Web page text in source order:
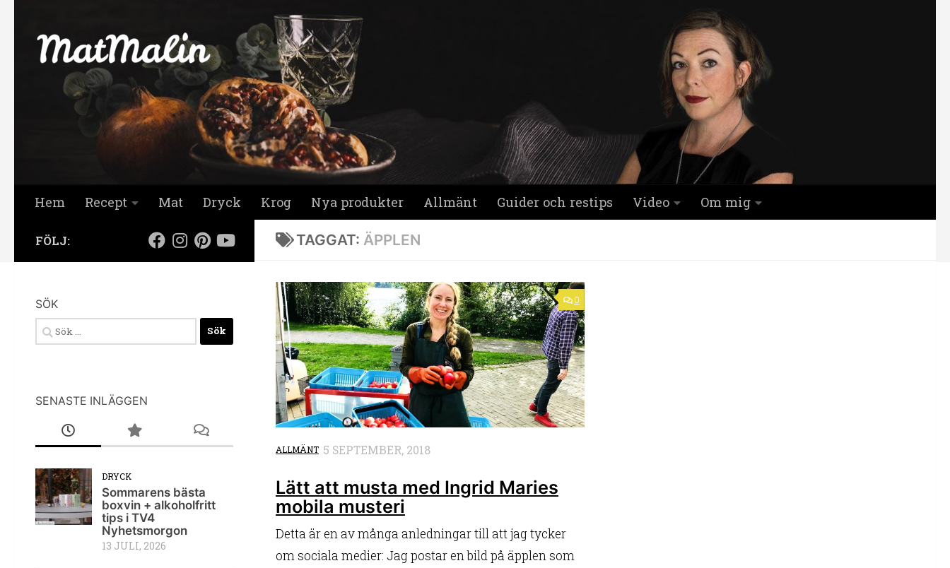
Hem Recept Mat Dryck Krog Nya produkter Allmänt Guider och restips Video Om mig
TAGGAT: ÄPPLEN
0
ALLMÄNT 5 SEPTEMBER, 2018
Lätt att musta med Ingrid Maries
mobila musteri
Detta är en av många anledningar till att jag tycker
om sociala medier: Jag postar en bild på äpplen som
FÖLJ:
SÖK
Sök
efter:
SENASTE INLÄGGEN
DRYCK
Sommarens bästa
boxvin + alkoholfritt
tips i TV4
Nyhetsmorgon
13 JULI, 2026